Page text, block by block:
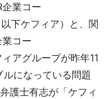
業コー
下ケフィア）と、関
コー
アグループが昨年11
になっている問題
護士有志が「ケフィ